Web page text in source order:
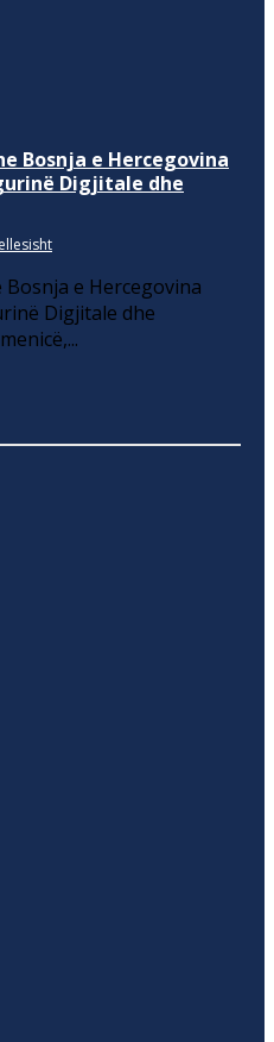
Bosnja e Hercegovina
Digjitale dhe
e Hercegovina
Digjitale dhe